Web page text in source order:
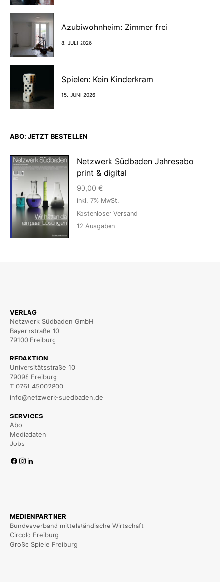
Azubiwohnheim: Zimmer frei
8. JULI 2026
Spielen: Kein Kinderkram
15. JUNI 2026
ABO: JETZT BESTELLEN
Netzwerk Südbaden Jahresabo
print & digital
90,00 €
inkl. 7% MwSt.
Kostenloser Versand
12 Ausgaben
VERLAG
Netzwerk Südbaden GmbH
Bayernstraße 10
79100 Freiburg
REDAKTION
Universitätsstraße 10
79098 Freiburg
T 0761 45002800
info@netzwerk-suedbaden.de
SERVICES
Abo
Mediadaten
Jobs
MEDIENPARTNER
Bundesverband mittelständische Wirtschaft
Circolo Freiburg
Große Spiele Freiburg